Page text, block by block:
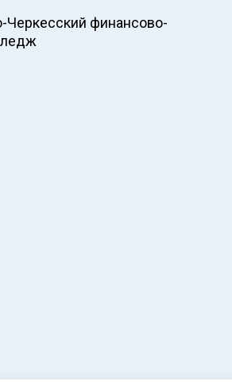
Черкесский финансово-